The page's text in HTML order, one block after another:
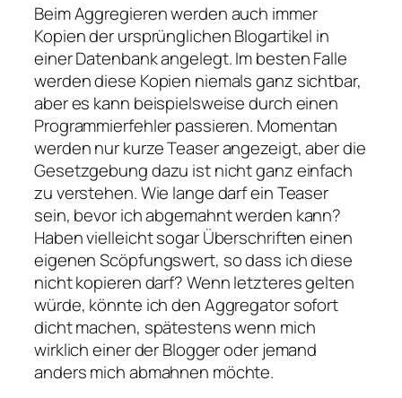
Beim Aggregieren werden auch immer
Kopien der ursprünglichen Blogartikel in
einer Datenbank angelegt. Im besten Falle
werden diese Kopien niemals ganz sichtbar,
aber es kann beispielsweise durch einen
Programmierfehler passieren. Momentan
werden nur kurze Teaser angezeigt, aber die
Gesetzgebung dazu ist nicht ganz einfach
zu verstehen. Wie lange darf ein Teaser
sein, bevor ich abgemahnt werden kann?
Haben vielleicht sogar Überschriften einen
eigenen Scöpfungswert, so dass ich diese
nicht kopieren darf? Wenn letzteres gelten
würde, könnte ich den Aggregator sofort
dicht machen, spätestens wenn mich
wirklich einer der Blogger oder jemand
anders mich abmahnen möchte.